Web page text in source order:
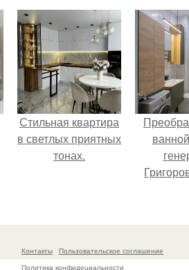
Стильная квартира
в светлых приятных
тонах.
Контакты
Пользовательское соглашение
Политика конфидециальности